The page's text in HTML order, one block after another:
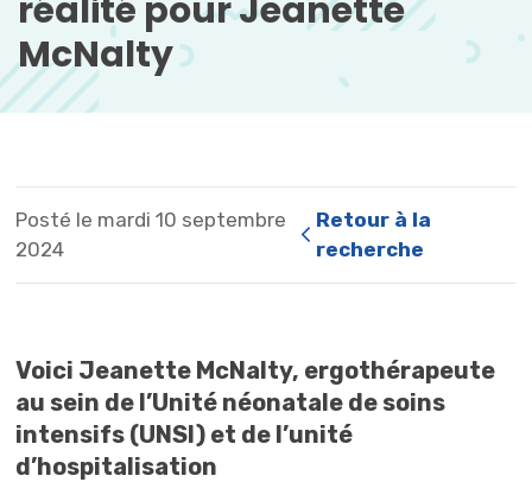
réalité pour Jeanette
McNalty
Posté le mardi 10 septembre
2024
Retour à la
recherche
Voici Jeanette McNalty, ergothérapeute
au sein de l’Unité néonatale de soins
intensifs (UNSI) et de l’unité
d’hospitalisation